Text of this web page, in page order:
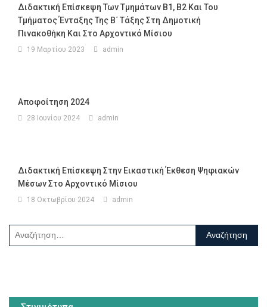
Διδακτική Επίσκεψη Των Τμημάτων Β1, Β2 Και Του
Τμήματος Ένταξης Της Β΄ Τάξης Στη Δημοτική
Πινακοθήκη Και Στο Αρχοντικό Μίσιου
19 Μαρτίου 2023 admin
Αποφοίτηση 2024
28 Ιουνίου 2024 admin
Διδακτική Επίσκεψη Στην Εικαστική Έκθεση Ψηφιακών
Μέσων Στο Αρχοντικό Μίσιου
18 Οκτωβρίου 2024 admin
Αναζήτηση
για: